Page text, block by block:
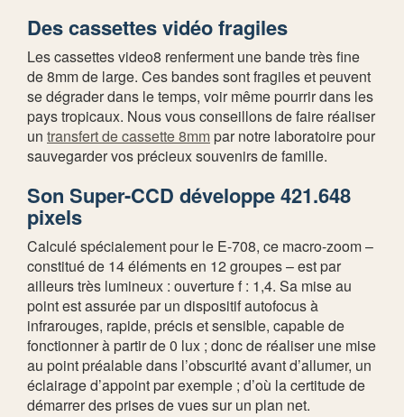
Des cassettes vidéo fragiles
Les cassettes video8 renferment une bande très fine
de 8mm de large. Ces bandes sont fragiles et peuvent
se dégrader dans le temps, voir même pourrir dans les
pays tropicaux. Nous vous conseillons de faire réaliser
un transfert de cassette 8mmpar notre laboratoire pour
sauvegarder vos précieux souvenirs de famille.
Son Super-CCD développe 421.648
pixels
Calculé spécialement pour le E-708, ce macro-zoom –
constitué de 14 éléments en 12 groupes – est par
ailleurs très lumineux : ouverture f : 1,4. Sa mise au
point est assurée par un dispositif autofocus à
infrarouges, rapide, précis et sensible, capable de
fonctionner à partir de 0 lux ; donc de réaliser une mise
au point préalable dans l’obscurité avant d’allumer, un
éclairage d’appoint par exemple ; d’où la certitude de
démarrer des prises de vues sur un plan net.